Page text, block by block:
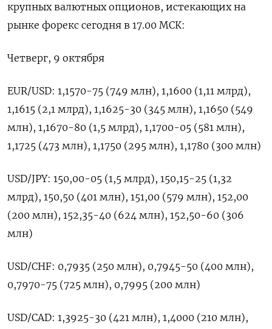
крупных валютных опционов, истекающих на
рынке форекс сегодня в 17.00 МСК:
Четверг, 9 октября
EUR/USD: 1,1570-75 (749 млн), 1,1600 (1,11 млрд),
1,1615 (2,1 млрд), 1,1625-30 (345 млн), 1,1650 (549
млн), 1,1670-80 (1,5 млрд), 1,1700-05 (581 млн),
1,1725 (473 млн), 1,1750 (295 млн), 1,1780 (300 млн)
USD/JPY: 150,00-05 (1,5 млрд), 150,15-25 (1,32
млрд), 150,50 (401 млн), 151,00 (579 млн), 152,00
(200 млн), 152,35-40 (624 млн), 152,50-60 (306
млн)
USD/CHF: 0,7935 (250 млн), 0,7945-50 (400 млн),
0,7970-75 (725 млн), 0,7995 (200 млн)
USD/CAD: 1,3925-30 (421 млн), 1,4000 (210 млн),